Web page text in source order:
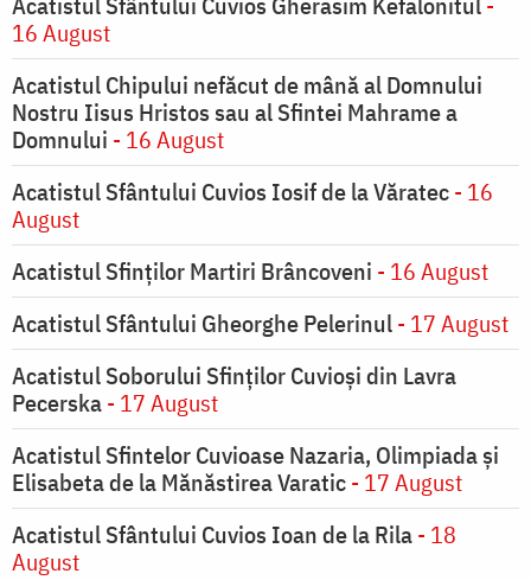
16 August
Acatistul Chipului nefăcut de mână al Domnului
Nostru Iisus Hristos sau al Sfintei Mahrame a
Domnului - 16 August
Acatistul Sfântului Cuvios Iosif de la Văratec- 16
August
Acatistul Sfinților Martiri Brâncoveni - 16 August
Acatistul Sfântului Gheorghe Pelerinul- 17 August
Acatistul Soborului Sfinților Cuvioși din Lavra
Pecerska- 17 August
Acatistul Sfintelor Cuvioase Nazaria, Olimpiada și
Elisabeta de la Mănăstirea Varatic- 17 August
Acatistul Sfântului Cuvios Ioan de la Rila- 18
August